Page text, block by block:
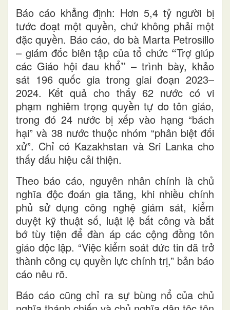
Báo cáo khẳng định: Hơn 5,4 tỷ người bị
tước đoạt một quyền, chứ không phải một
đặc quyền. Báo cáo, do bà Marta Petrosillo
– giám đốc biên tập của tổ chức “Trợ giúp
các Giáo hội đau khổ” – trình bày, khảo
sát 196 quốc gia trong giai đoạn 2023–
2024. Kết quả cho thấy 62 nước có vi
phạm nghiêm trọng quyền tự do tôn giáo,
trong đó 24 nước bị xếp vào hạng “bách
hại” và 38 nước thuộc nhóm “phân biệt đối
xử”. Chỉ có Kazakhstan và Sri Lanka cho
thấy dấu hiệu cải thiện.
Theo báo cáo, nguyên nhân chính là chủ
nghĩa độc đoán gia tăng, khi nhiều chính
phủ sử dụng công nghệ giám sát, kiểm
duyệt kỹ thuật số, luật lệ bất công và bắt
bớ tùy tiện để đàn áp các cộng đồng tôn
giáo độc lập. “Việc kiểm soát đức tin đã trở
thành công cụ quyền lực chính trị,” bản báo
cáo nêu rõ.
Báo cáo cũng chỉ ra sự bùng nổ của chủ